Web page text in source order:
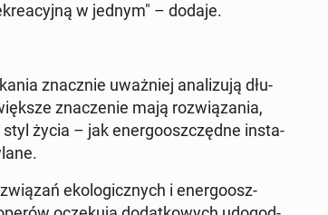
w jednym" – dodaje.
znacz­nie uważ­niej ana­li­zu­ją dłu­
zna­cze­nie mają roz­wią­za­nia,
życia – jak ener­go­osz­częd­ne in­sta­
eko­lo­gicz­nych i ener­go­osz­